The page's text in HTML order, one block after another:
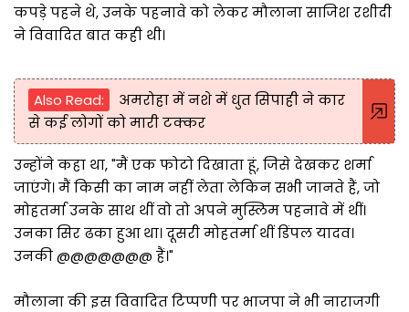
कपड़े पहने थे, उनके पहनावे को लेकर मौलाना साजिश रशीदी
ने विवादित बात कही थी।
Also Read:
अमरोहा में नशे में धुत सिपाही ने कार
से कई लोगों को मारी टक्कर
उन्होंने कहा था, "मैं एक फोटो दिखाता हूं, जिसे देखकर शर्मा
जाएंगे। मैं किसी का नाम नहीं लेता लेकिन सभी जानते हैं, जो
मोहतर्मा उनके साथ थीं वो तो अपने मुस्लिम पहनावे में थीं।
उनका सिर ढका हुआ था। दूसरी मोहतर्मा थीं डिंपल यादव।
उनकी @@@@@@@ हैं।"
मौलाना की इस विवादित टिप्पणी पर भाजपा ने भी नाराजगी